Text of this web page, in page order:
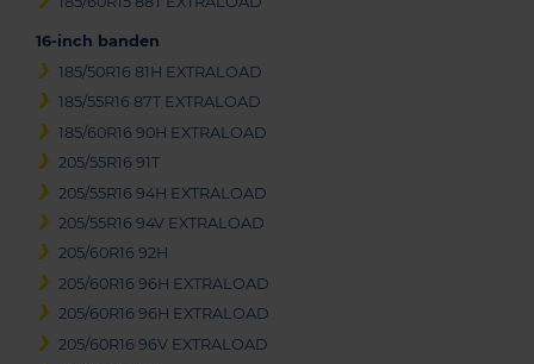
16-inch banden
185/50R16 81H EXTRALOAD
185/55R16 87T EXTRALOAD
185/60R16 90H EXTRALOAD
205/55R16 91T
205/55R16 94H EXTRALOAD
205/55R16 94V EXTRALOAD
205/60R16 92H
205/60R16 96H EXTRALOAD
205/60R16 96H EXTRALOAD
205/60R16 96V EXTRALOAD